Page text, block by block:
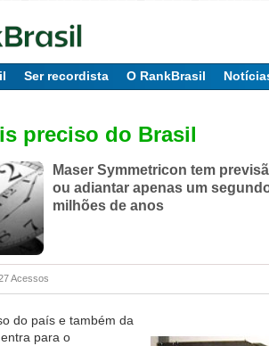
Ser recordista O RankBrasil
preciso do Brasil
Maser Symmetricon tem
ou adiantar apenas um
milhões de anos
Acessos
do país e também da
para o